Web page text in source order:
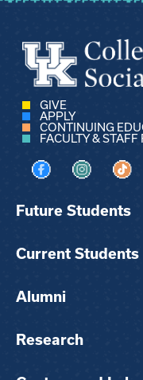
GIVE
APPLY
CONTINUING
FACULTY & STAFF
Visit us onVisit us on
Future Students
Current Students
Alumni
Research